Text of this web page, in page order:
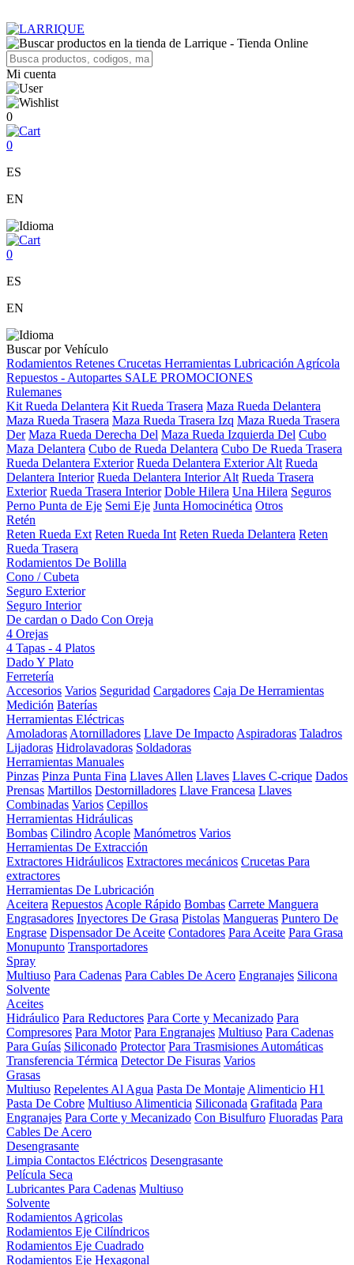
Mi cuenta
0
0
ES
EN
0
ES
EN
Buscar por Vehículo
Rodamientos Retenes Crucetas Herramientas Lubricación Agrícola
Repuestos - Autopartes SALE PROMOCIONES
Rulemanes
Kit Rueda Delantera Kit Rueda Trasera Maza Rueda Delantera
Maza Rueda Trasera Maza Rueda Trasera Izq Maza Rueda Trasera
Der Maza Rueda Derecha Del Maza Rueda Izquierda Del Cubo
Maza Delantera Cubo de Rueda Delantera Cubo De Rueda Trasera
Rueda Delantera Exterior Rueda Delantera Exterior Alt Rueda
Delantera Interior Rueda Delantera Interior Alt Rueda Trasera
Exterior Rueda Trasera Interior Doble Hilera Una Hilera Seguros
Perno Punta de Eje Semi Eje Junta Homocinética Otros
Retén
Reten Rueda Ext Reten Rueda Int Reten Rueda Delantera Reten
Rueda Trasera
Rodamientos De Bolilla
Cono / Cubeta
Seguro Exterior
Seguro Interior
De cardan o Dado Con Oreja
4 Orejas
4 Tapas - 4 Platos
Dado Y Plato
Ferretería
Accesorios Varios Seguridad Cargadores Caja De Herramientas
Medición Baterías
Herramientas Eléctricas
Amoladoras Atornilladores Llave De Impacto Aspiradoras Taladros
Lijadoras Hidrolavadoras Soldadoras
Herramientas Manuales
Pinzas Pinza Punta Fina Llaves Allen Llaves Llaves C-crique Dados
Prensas Martillos Destornilladores Llave Francesa Llaves
Combinadas Varios Cepillos
Herramientas Hidráulicas
Bombas Cilindro Acople Manómetros Varios
Herramientas De Extracción
Extractores Hidráulicos Extractores mecánicos Crucetas Para
extractores
Herramientas De Lubricación
Aceitera Repuestos Acople Rápido Bombas Carrete Manguera
Engrasadores Inyectores De Grasa Pistolas Mangueras Puntero De
Engrase Dispensador De Aceite Contadores Para Aceite Para Grasa
Monupunto Transportadores
Spray
Multiuso Para Cadenas Para Cables De Acero Engranajes Silicona
Solvente
Aceites
Hidráulico Para Reductores Para Corte y Mecanizado Para
Compresores Para Motor Para Engranajes Multiuso Para Cadenas
Para Guías Siliconado Protector Para Trasmisiones Automáticas
Transferencia Térmica Detector De Fisuras Varios
Grasas
Multiuso Repelentes Al Agua Pasta De Montaje Alimenticio H1
Pasta De Cobre Multiuso Alimenticia Siliconada Grafitada Para
Engranajes Para Corte y Mecanizado Con Bisulfuro Fluoradas Para
Cables De Acero
Desengrasante
Limpia Contactos Eléctricos Desengrasante
Película Seca
Lubricantes Para Cadenas Multiuso
Solvente
Rodamientos Agricolas
Rodamientos Eje Cilíndricos
Rodamientos Eje Cuadrado
Rodamientos Eje Hexagonal